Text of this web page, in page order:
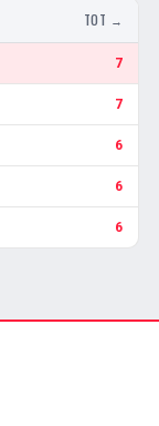
TOT →
7
7
6
6
6